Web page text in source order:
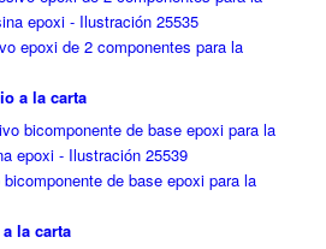
epoxi de 2 componentes para la
a la carta
de base epoxi para la
la carta